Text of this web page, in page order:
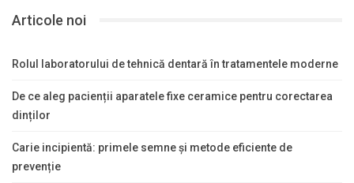
Articole noi
Rolul laboratorului de tehnică dentară în tratamentele moderne
De ce aleg pacienții aparatele fixe ceramice pentru corectarea
dinților
Carie incipientă: primele semne și metode eficiente de
prevenție